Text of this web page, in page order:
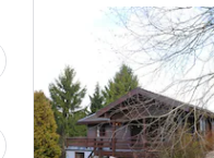
| 0 recensies